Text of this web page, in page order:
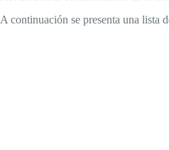
A continuación se presenta una lista